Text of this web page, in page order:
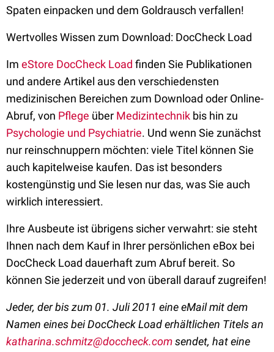
Spaten einpacken und dem Goldrausch verfallen!
Wertvolles Wissen zum Download: DocCheck Load
Im eStore DocCheck Load finden Sie Publikationen
und andere Artikel aus den verschiedensten
medizinischen Bereichen zum Download oder Online-
Abruf, von Pflege über Medizintechnik bis hin zu
Psychologie und Psychiatrie. Und wenn Sie zunächst
nur reinschnuppern möchten: viele Titel können Sie
auch kapitelweise kaufen. Das ist besonders
kostengünstig und Sie lesen nur das, was Sie auch
wirklich interessiert.
Ihre Ausbeute ist übrigens sicher verwahrt: sie steht
Ihnen nach dem Kauf in Ihrer persönlichen eBox bei
DocCheck Load dauerhaft zum Abruf bereit. So
können Sie jederzeit und von überall darauf zugreifen!
Jeder, der bis zum 01. Juli 2011 eine eMail mit dem
Namen eines bei DocCheck Load erhältlichen Titels an
katharina.schmitz@doccheck.comsendet, hat eine